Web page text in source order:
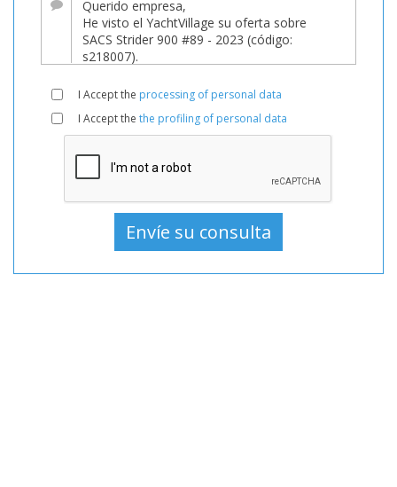
YachtVillage.net.
Barco,
En
venta,
Barco
a
motor
En
I Accept the processing of personal data
I Accept the the profiling of personal data